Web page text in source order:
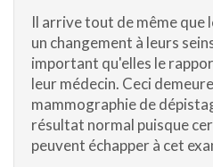
Il arrive tout de même que
un changement à leurs
important qu'elles le
leur médecin. Ceci
mammographie de
résultat normal puisque
peuvent échapper à cet